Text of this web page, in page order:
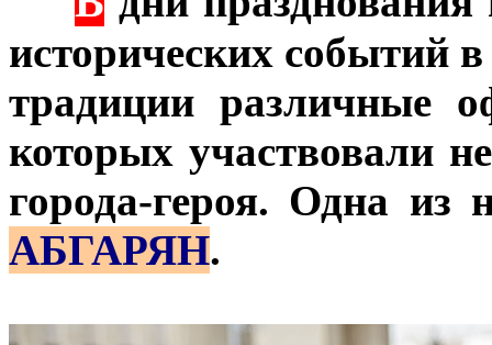
исторических событий
традиции различные
которых участвовали
города-героя. Одна из
АБГАРЯН.